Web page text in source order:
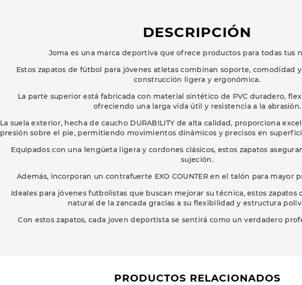
DESCRIPCIÓN
Joma es una marca deportiva que ofrece productos para todas tus
Estos zapatos de fútbol para jóvenes atletas combinan soporte, comodidad
construcción ligera y ergonómica.
La parte superior está fabricada con material sintético de PVC duradero,
ofreciendo una larga vida útil y resistencia a la abrasión.
La suela exterior, hecha de caucho DURABILITY de alta calidad, proporciona
presión sobre el pie, permitiendo movimientos dinámicos y precisos en
Equipados con una lengüeta ligera y cordones clásicos, estos zapatos
sujeción.
Además, incorporan un contrafuerte EXO COUNTER en el talón para mayor
Ideales para jóvenes futbolistas que buscan mejorar su técnica, estos
natural de la zancada gracias a su flexibilidad y estructura
Con estos zapatos, cada joven deportista se sentirá como un verdadero
PRODUCTOS RELACIONADOS